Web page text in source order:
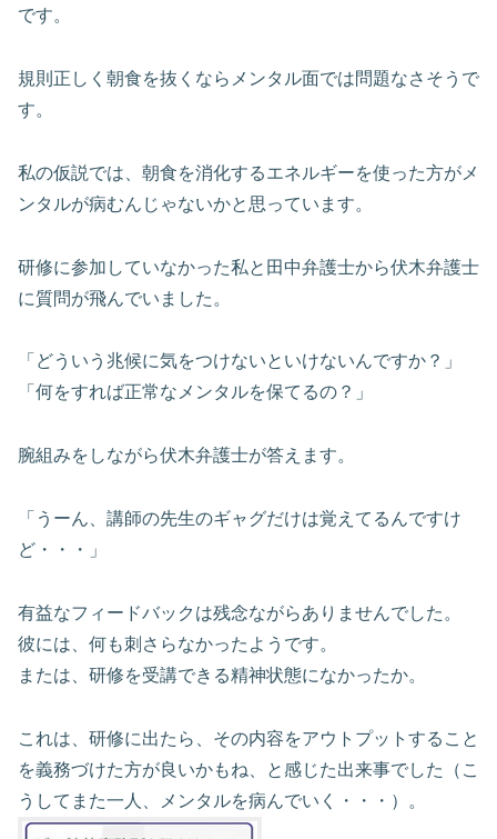
です。
規則正しく朝食を抜くならメンタル面では問題なさそうで
す。
私の仮説では、朝食を消化するエネルギーを使った方がメ
ンタルが病むんじゃないかと思っています。
研修に参加していなかった私と田中弁護士から伏木弁護士
に質問が飛んでいました。
「どういう兆候に気をつけないといけないんですか？」
「何をすれば正常なメンタルを保てるの？」
腕組みをしながら伏木弁護士が答えます。
「うーん、講師の先生のギャグだけは覚えてるんですけ
ど・・・」
有益なフィードバックは残念ながらありませんでした。
彼には、何も刺さらなかったようです。
または、研修を受講できる精神状態になかったか。
これは、研修に出たら、その内容をアウトプットすること
を義務づけた方が良いかもね、と感じた出来事でした（こ
うしてまた一人、メンタルを病んでいく・・・）。